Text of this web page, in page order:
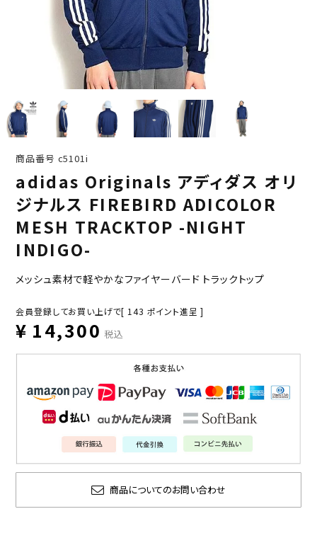
商品番号 c5101i
adidas Originals アディダス オリ
ジナルス FIREBIRD ADICOLOR
MESH TRACKTOP -NIGHT
INDIGO-
メッシュ素材で軽やかなファイヤーバード トラックトップ
会員登録してお買い上げで[ 143 ポイント進呈 ]
¥ 14,300 税込
商品についてのお問い合わせ